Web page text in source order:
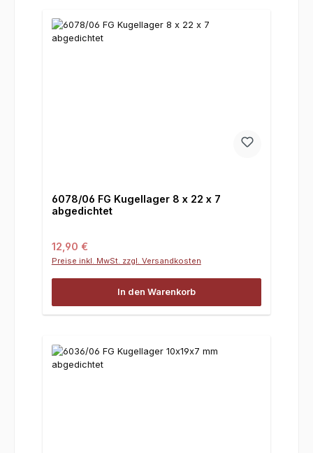
6078/06 FG Kugellager 8 x 22 x 7
abgedichtet
Regulärer Preis:
12,90 €
Preise inkl. MwSt. zzgl. Versandkosten
In den Warenkorb